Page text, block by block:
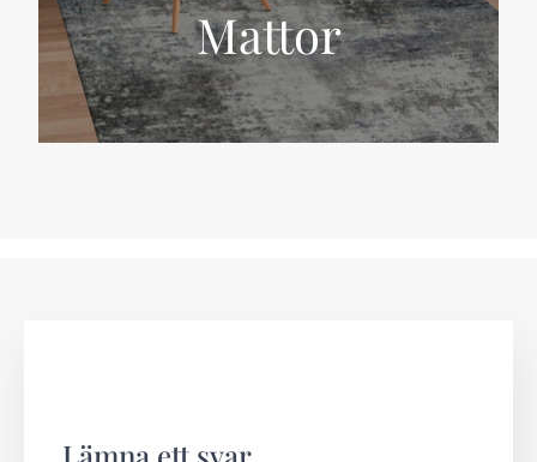
Mattor
Lämna ett svar